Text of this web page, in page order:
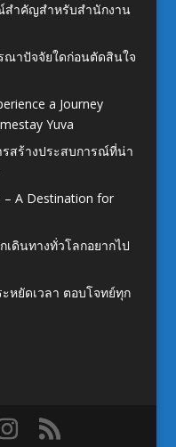
สำคัญสำหรับสำนักงาน
ณาปัจจัยใดก่อนตัดสินใจ
a Journey
Yuva
สร้างประสบการณ์ที่น่า
– A Destination for
ดินทางทั่วโลกอยากไป
หยัดเวลา ตอบโจทย์ทุก